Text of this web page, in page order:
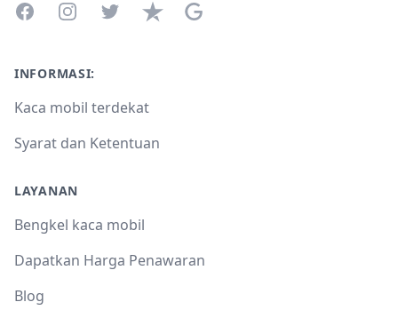
FacebookInstagramTwitterTrustpilotGoogle Business Profile
INFORMASI:
Kaca mobil terdekat
Syarat dan Ketentuan
LAYANAN
Bengkel kaca mobil
Dapatkan Harga Penawaran
Blog